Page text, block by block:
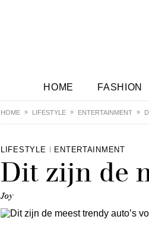
HOME FASHION
HOME LIFESTYLE ENTERTAINMENT
LIFESTYLE ENTERTAINMENT
Dit zijn de
Joy